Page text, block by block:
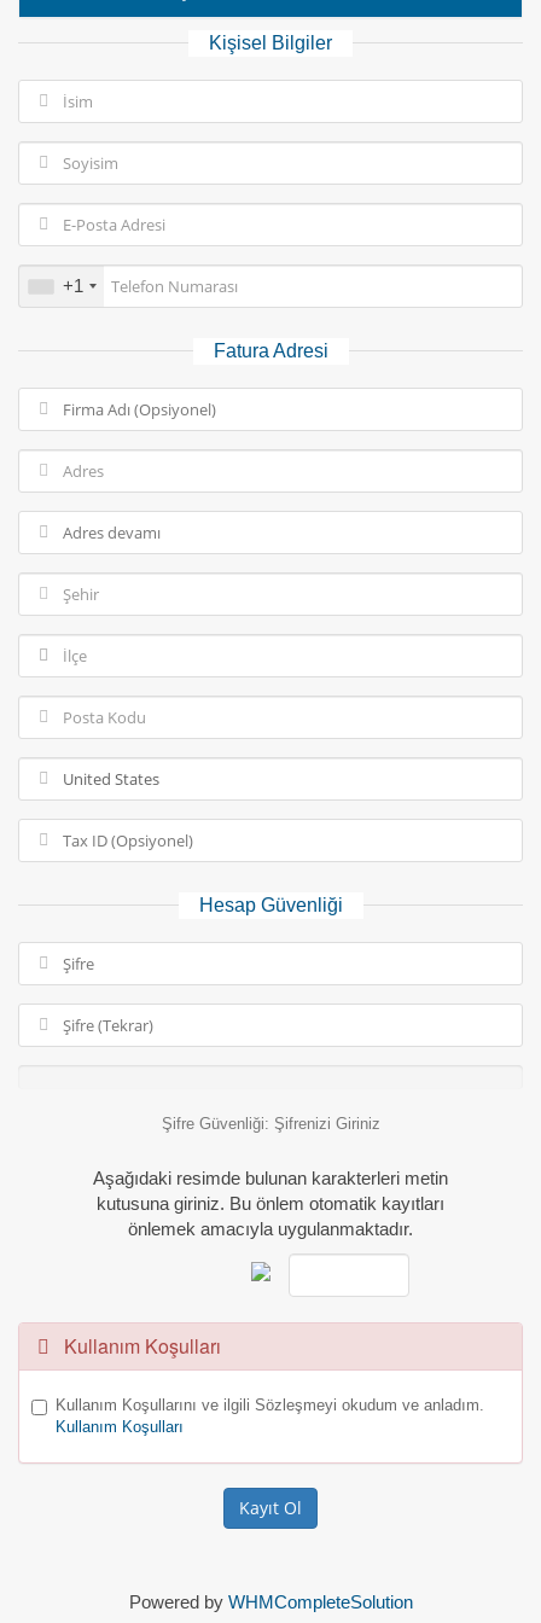
Kişisel Bilgiler
+1
Fatura Adresi
Hesap Güvenliği
Şifre Güvenliği: Şifrenizi Giriniz
Aşağıdaki resimde bulunan karakterleri metin
kutusuna giriniz. Bu önlem otomatik kayıtları
önlemek amacıyla uygulanmaktadır.
Kullanım Koşulları
Kullanım Koşullarını ve ilgili Sözleşmeyi okudum ve anladım.
Kullanım Koşulları
Powered by WHMCompleteSolution